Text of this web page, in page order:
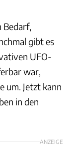
Bedarf,
gibt es
UFO-
war,
um. Jetzt kann
in den
ANZEIGE